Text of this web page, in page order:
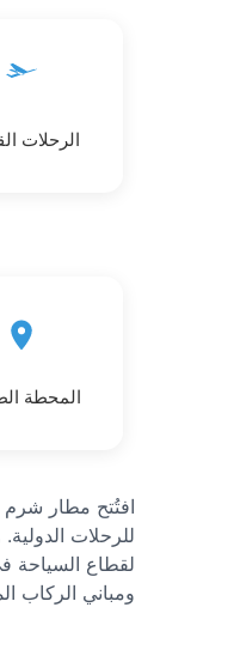
الرحلات
المحطة
للرحلات
لقطاع السياحة
ومباني الركاب